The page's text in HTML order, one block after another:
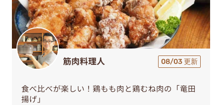
筋肉料理人 08/03 更新
食べ比べが楽しい！鶏もも肉と鶏むね肉の「竜田
揚げ」